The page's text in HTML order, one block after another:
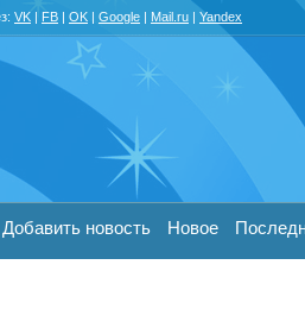
VK | FB | OK | Google | Mail.ru | Yandex
Добавить новость Новое